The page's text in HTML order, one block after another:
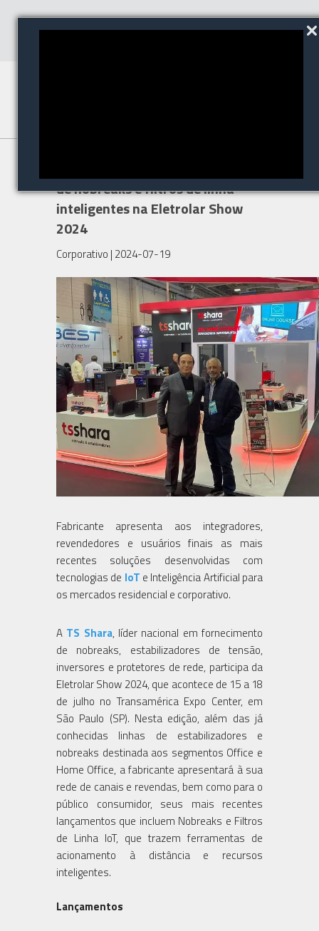
de nobreaks e filtros de linha
inteligentes na Eletrolar Show
2024
Corporativo | 2024-07-19
Fabricante apresenta aos integradores,
revendedores e usuários finais as mais
recentes soluções desenvolvidas com
tecnologias de IoT e Inteligência Artificial para
os mercados residencial e corporativo.
A TS Shara, líder nacional em fornecimento
de nobreaks, estabilizadores de tensão,
inversores e protetores de rede, participa da
Eletrolar Show 2024, que acontece de 15 a 18
de julho no Transamérica Expo Center, em
São Paulo (SP). Nesta edição, além das já
conhecidas linhas de estabilizadores e
nobreaks destinada aos segmentos Office e
Home Office, a fabricante apresentará à sua
rede de canais e revendas, bem como para o
público consumidor, seus mais recentes
lançamentos que incluem Nobreaks e Filtros
de Linha IoT, que trazem ferramentas de
acionamento à distância e recursos
inteligentes.
Lançamentos